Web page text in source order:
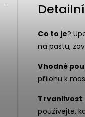
Co to je?
na pastu,
Vhodné
přílohu k
Trvanlivost
používejte,